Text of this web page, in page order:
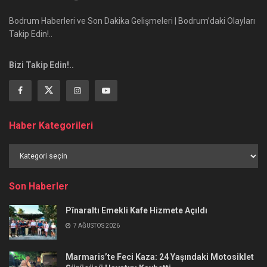
Bodrum Haberleri ve Son Dakika Gelişmeleri | Bodrum’daki Olayları
Takip Edin!..
Bizi Takip Edin!..
Haber Kategorileri
Kategorileri
Son Haberler
Pînaraltı Emekli Kafe Hizmete Açıldı
7 AĞUSTOS 2026
Marmaris’te Feci Kaza: 24 Yaşındaki Motosiklet